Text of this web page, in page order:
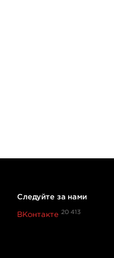
Пигменты для татуажа
татуаж
Следуйте за нами
ВКонтакте 20 413